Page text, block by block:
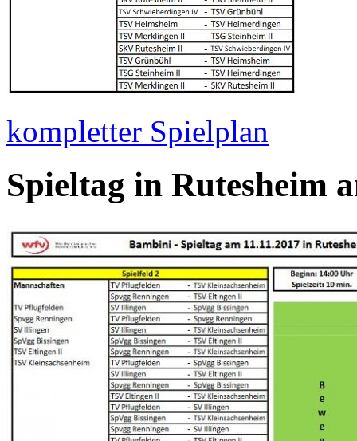
kompletter Spielplan
Spieltag in Rutesheim